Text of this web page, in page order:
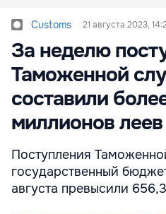
Customs 21 августа 2023,
За неделю
Таможенной
составили
миллионов леев
Поступления
государственный
августа превысили